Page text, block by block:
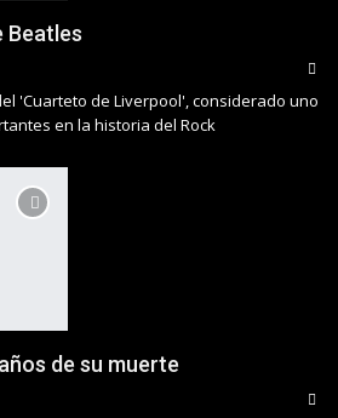
Beatles
'Cuarteto de Liverpool', considerado uno
en la historia del Rock
de su muerte